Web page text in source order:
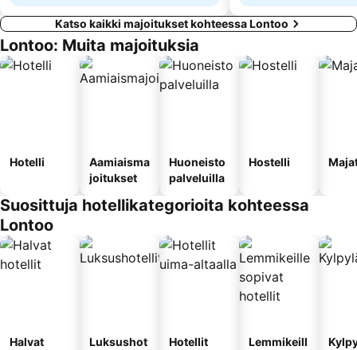
Katso kaikki majoitukset kohteessa Lontoo
Lontoo: Muita majoituksia
Hotelli
Aamiaisma
joitukset
Huoneisto
palveluilla
Hostelli
Suosittuja hotellikategorioita kohteessa
Lontoo
Halvat
Luksushot
Hotellit
Lemmikeill